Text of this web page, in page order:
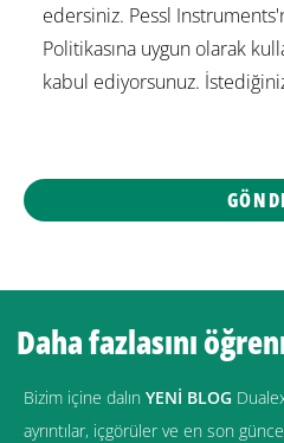
edersiniz. Pessl
Politikasına uygun olarak
kabul ediyorsunuz.
Daha fazlasını
Bizim içine dalın YENİ BLOG
ayrıntılar, içgörüler ve en son